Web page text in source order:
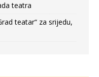
teatra
teatar“ za srijedu,